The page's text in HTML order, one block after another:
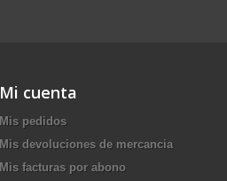
Mi cuenta
Mis pedidos
Mis devoluciones de mercancia
Mis facturas por abono